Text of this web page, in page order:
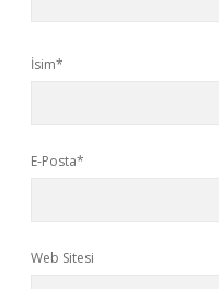
İsim*
E-Posta*
Web Sitesi